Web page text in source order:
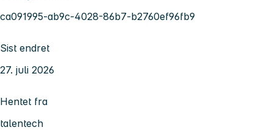
ca091995-ab9c-4028-86b7-b2760ef96fb9
Sist endret
27. juli 2026
Hentet fra
talentech